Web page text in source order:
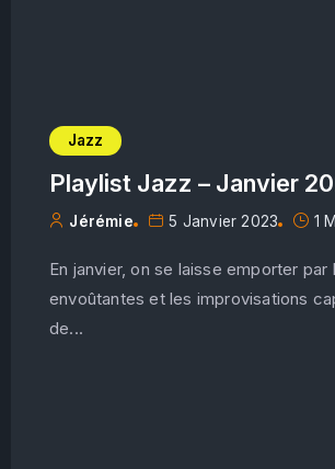
Jazz
Playlist Jazz – Janvier
Jérémie 5 Janvier 2023 1
En janvier, on se laisse emporter par
envoûtantes et les improvisations
de...